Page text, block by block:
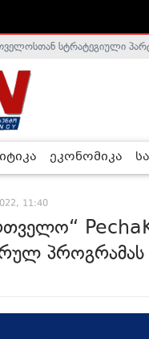
დე-ფაქტო მთავრობა
სტრატეგიული
ეკონომიკა
11:40
პროგრამას